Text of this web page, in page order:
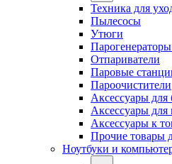
Техника для
Пылесосы
Утюги
Отпариватели
Паровые
Пароочистители
Аксессуары
Аксессуары для
Аксессуары к
Прочие товары
Ноутбуки и